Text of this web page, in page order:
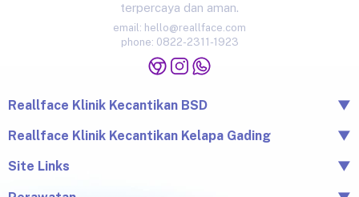
terpercaya dan aman.
email: hello@reallface.com
phone: 0822-2311-1923
Reallface Klinik Kecantikan BSD
▼
Banten 15345
0822-2311-1923
Reallface Klinik Kecantikan Kelapa Gading
▼
Gading, Jkt Utara, Daerah Khusus Ibukota Jakarta 14240
Site Links
▼
Beranda